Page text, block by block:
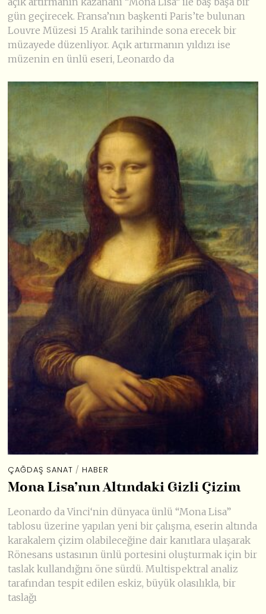
gün geçirecek. Fransa’nın başkenti Paris’te bulunan
Louvre Müzesi 15 Aralık tarihinde sona erecek bir
müzayede düzenliyor. Açık artırmanın yıldızı ise
müzenin en ünlü eseri, Leonardo da
ÇAĞDAŞ SANAT / HABER
Mona Lisa’nın Altındaki Gizli Çizim
Leonardo da Vinci‘nin dünyaca ünlü “Mona Lisa”
tablosu üzerine yapılan yeni bir çalışma, eserin altında
karakalem çizim olabileceğine dair kanıtlara ulaşarak
Rönesans ustasının ünlü portesini oluşturmak için bir
taslak kullandığını öne sürdü. Multispektral analiz
tarafından tespit edilen eskiz, büyük olasılıkla, bir
taslağı